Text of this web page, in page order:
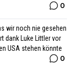
0
wir noch nie gesehen
dank Luke Littler vor
USA stehen könnte
0